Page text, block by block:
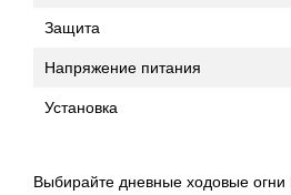
Защита
Напряжение питания
Установка
Выбирайте дневные ходовые